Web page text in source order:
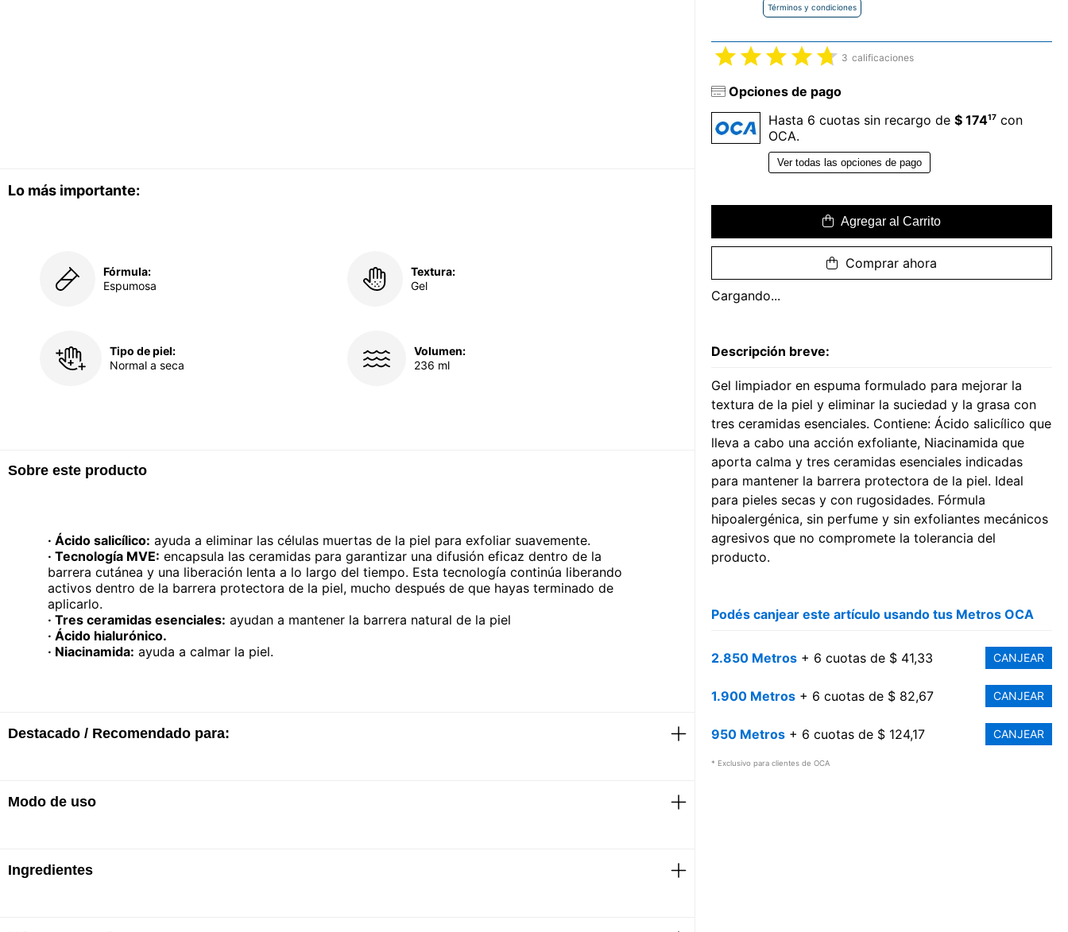
Lo más importante:
Fórmula:
Espumosa
Textura:
Gel
Tipo de piel:
Normal a seca
Volumen:
236 ml
Sobre este producto
· Ácido salicílico: ayuda a eliminar las células muertas de la piel para exfoliar suavemente.
· Tecnología MVE: encapsula las ceramidas para garantizar una difusión eficaz dentro de la
barrera cutánea y una liberación lenta a lo largo del tiempo. Esta tecnología continúa liberando
activos dentro de la barrera protectora de la piel, mucho después de que hayas terminado de
aplicarlo.
· Tres ceramidas esenciales: ayudan a mantener la barrera natural de la piel
· Ácido hialurónico.
· Niacinamida: ayuda a calmar la piel.
Destacado / Recomendado para:
· Adecuado para piel normal a seca​
· Desarrollado con dermatólogos​
Modo de uso
Aplicar sobre la piel húmeda y aclarar evitando el área de los ojos, en caso de contacto aclarar.
Ingredientes
Términos y condiciones
3 calificaciones
Opciones de pago
Hasta 6 cuotas sin recargo de $ 17417con
OCA.
Ver todas las opciones de pago
Agregar al Carrito
Comprar ahora
Cargando...
Descripción breve:
Gel limpiador en espuma formulado para mejorar la
textura de la piel y eliminar la suciedad y la grasa con
tres ceramidas esenciales. Contiene: Ácido salicílico que
lleva a cabo una acción exfoliante, Niacinamida que
aporta calma y tres ceramidas esenciales indicadas
para mantener la barrera protectora de la piel. Ideal
para pieles secas y con rugosidades. Fórmula
hipoalergénica, sin perfume y sin exfoliantes mecánicos
agresivos que no compromete la tolerancia del
producto.
Podés canjear este artículo usando tus Metros OCA
2.850 Metros+ 6 cuotas de $ 41,33 CANJEAR
1.900 Metros+ 6 cuotas de $ 82,67 CANJEAR
950 Metros+ 6 cuotas de $ 124,17 CANJEAR
* Exclusivo para clientes de OCA